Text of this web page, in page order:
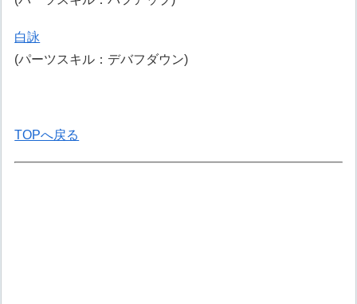
白詠
(パーツスキル：デバフダウン)
TOPへ戻る